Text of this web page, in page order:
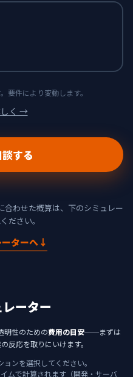
要件により変動します。
しく →
する
合わせた概算は、下のシミュレー
ださい。
ターへ↓
ーター
明性のための費用の目安──まずは
反応を取りにいけます。
ンを選択してください。
ムで計算されます（開発・サーバ